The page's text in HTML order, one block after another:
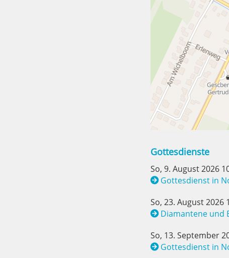
Gottesdienste
So, 9. August 2026
Gottesdienst in
So, 23. August 2026
Diamantene und
So, 13. September
Gottesdienst in